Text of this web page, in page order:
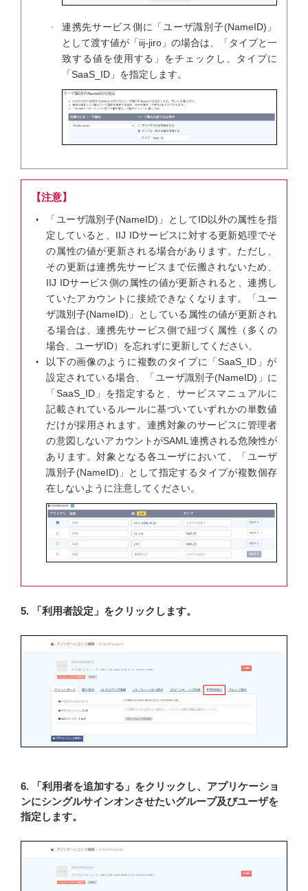
連携先サービス側に「ユーザ識別子(NameID)」
として渡す値が「iij-jiro」の場合は、「タイプと一
致する値を使用する」をチェックし、タイプに
「SaaS_ID」を指定します。
【注意】
「ユーザ識別子(NameID)」としてID以外の属性を指
定していると、IIJ IDサービスに対する更新処理でそ
の属性の値が更新される場合があります。ただし、
その更新は連携先サービスまで伝搬されないため、
IIJ IDサービス側の属性の値が更新されると、連携し
ていたアカウントに接続できなくなります。「ユー
ザ識別子(NameID)」としている属性の値が更新され
る場合は、連携先サービス側で紐づく属性（多くの
場合、ユーザID）を忘れずに更新してください。
以下の画像のように複数のタイプに「SaaS_ID」が
設定されている場合、「ユーザ識別子(NameID)」に
「SaaS_ID」を指定すると、サービスマニュアルに
記載されているルールに基づいていずれかの単数値
だけが採用されます。連携対象のサービスに管理者
の意図しないアカウントがSAML連携される危険性が
あります。対象となる各ユーザにおいて、「ユーザ
識別子(NameID)」として指定するタイプが複数個存
在しないように注意してください。
5. 「利用者設定」をクリックします。
6. 「利用者を追加する」をクリックし、アプリケーショ
ンにシングルサインオンさせたいグループ及びユーザを
指定します。